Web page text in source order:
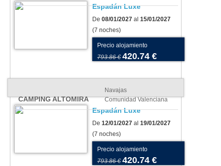
Espadán Luxe
De 08/01/2027 al 15/01/2027
(7 noches)
Precio alojamiento
793.86 € 420.74 €
CAMPING ALTOMIRA
Navajas
Comunidad Valenciana
Espadán Luxe
De 12/01/2027 al 19/01/2027
(7 noches)
Precio alojamiento
793.86 € 420.74 €